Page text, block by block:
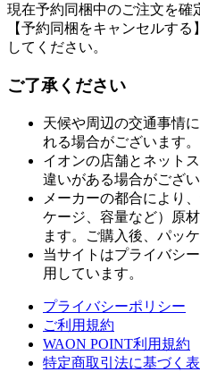
現在予約同梱中のご注文を確
【予約同梱をキャンセルす
してください。
ご了承ください
天候や周辺の交通事情
れる場合がございます。
イオンの店舗とネット
違いがある場合がござい
メーカーの都合により
ケージ、容量など）原
ます。ご購入後、パッ
当サイトはプライバシ
用しています。
プライバシーポリシー
ご利用規約
WAON POINT利用規約
特定商取引法に基づく